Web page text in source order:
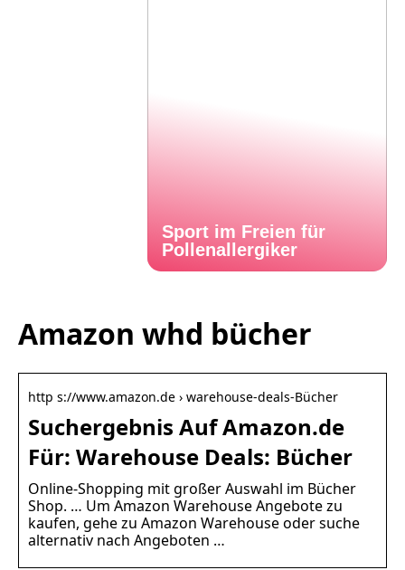
Sport im Freien für
Pollenallergiker
Amazon whd bücher
http s://www.amazon.de › warehouse-deals-Bücher
Suchergebnis Auf Amazon.de
Für: Warehouse Deals: Bücher
Online-Shopping mit großer Auswahl im Bücher
Shop. … Um Amazon Warehouse Angebote zu
kaufen, gehe zu Amazon Warehouse oder suche
alternativ nach Angeboten …